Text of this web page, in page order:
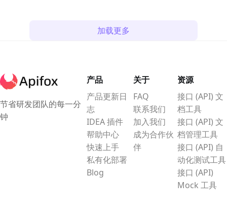
获取 API Key、在线调试 Replicate加载更多
节省研发团队的每一分
钟
产品
产品更新日
志
IDEA 插件
帮助中心
快速上手
私有化部署
Blog
关于
FAQ
联系我们
加入我们
成为合作伙
伴
资源
接口 (API) 文
档工具
接口 (API) 文
档管理工具
接口 (API) 自
动化测试工具
接口 (API)
Mock 工具